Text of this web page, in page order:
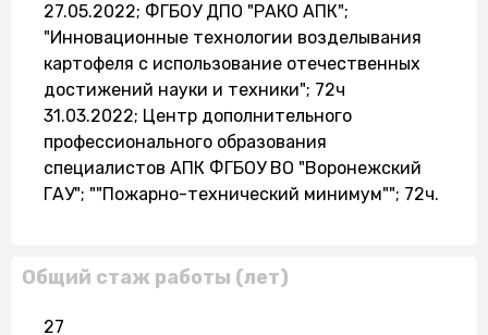
27.05.2022; ФГБОУ ДПО "РАКО АПК";
"Инновационные технологии возделывания
картофеля с использование отечественных
достижений науки и техники"; 72ч
31.03.2022; Центр дополнительного
профессионального образования
специалистов АПК ФГБОУ ВО "Воронежский
ГАУ"; ""Пожарно-технический минимум""; 72ч.
Общий стаж работы (лет)
27